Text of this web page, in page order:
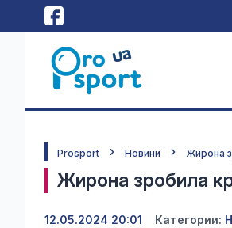
Prosport Новини Жирона
Жирона зробила
12.05.2024 20:01 Категории: